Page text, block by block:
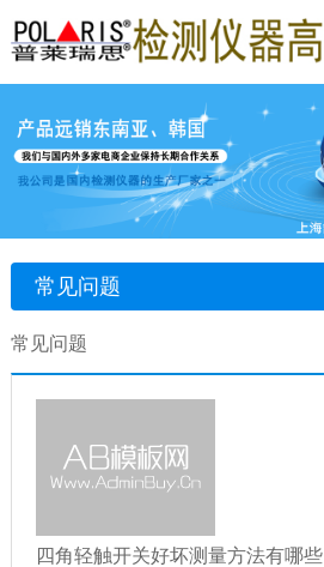
常见问题
常见问题
四角轻触开关好坏测量方法有哪些